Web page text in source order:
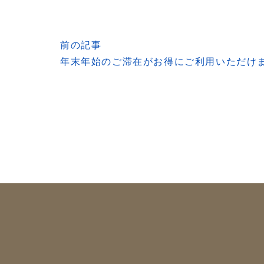
前の記事
年末年始のご滞在がお得にご利用いただけ